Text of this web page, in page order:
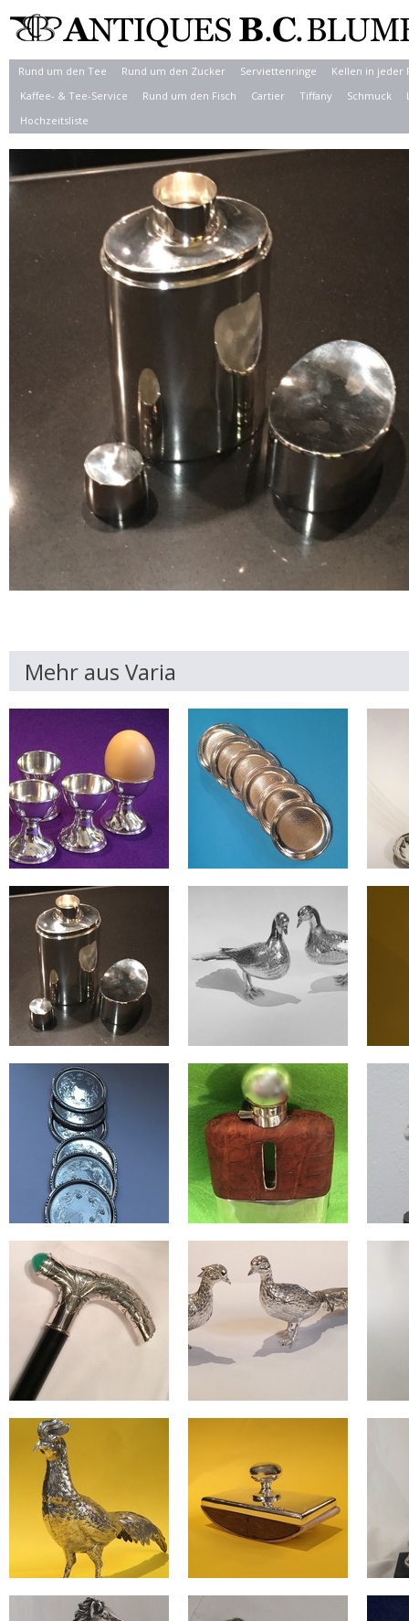
Rund um den Tee Rund um den Zucker Serviettenringe
Kellen in jeder
Kaffee- & Tee-Service
Rund um den Fisch Cartier Tiffany Schmuck
Hochzeitsliste
Mehr aus Varia